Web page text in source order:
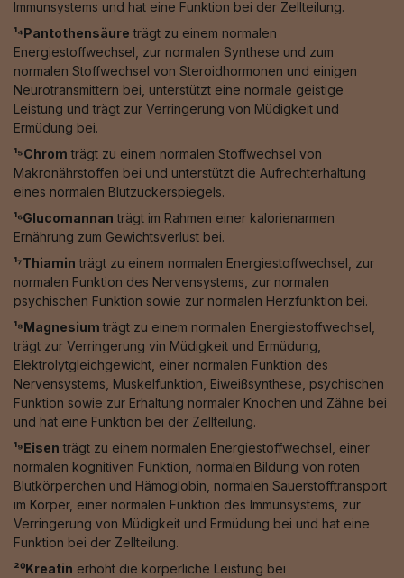
Immunsystems und hat eine Funktion bei der Zellteilung.
¹⁴Pantothensäure trägt zu einem normalen
Energiestoffwechsel, zur normalen Synthese und zum
normalen Stoffwechsel von Steroidhormonen und einigen
Neurotransmittern bei, unterstützt eine normale geistige
Leistung und trägt zur Verringerung von Müdigkeit und
Ermüdung bei.
¹⁵Chrom trägt zu einem normalen Stoffwechsel von
Makronährstoffen bei und unterstützt die Aufrechterhaltung
eines normalen Blutzuckerspiegels.
¹⁶Glucomannan trägt im Rahmen einer kalorienarmen
Ernährung zum Gewichtsverlust bei.
¹⁷Thiamin trägt zu einem normalen Energiestoffwechsel, zur
normalen Funktion des Nervensystems, zur normalen
psychischen Funktion sowie zur normalen Herzfunktion bei.
¹⁸Magnesiumträgt zu einem normalen Energiestoffwechsel,
trägt zur Verringerung vin Müdigkeit und Ermüdung,
Elektrolytgleichgewicht, einer normalen Funktion des
Nervensystems, Muskelfunktion, Eiweißsynthese, psychischen
Funktion sowie zur Erhaltung normaler Knochen und Zähne bei
und hat eine Funktion bei der Zellteilung.
¹⁹Eisen trägt zu einem normalen Energiestoffwechsel, einer
normalen kognitiven Funktion, normalen Bildung von roten
Blutkörperchen und Hämoglobin, normalen Sauerstofftransport
im Körper, einer normalen Funktion des Immunsystems, zur
Verringerung von Müdigkeit und Ermüdung bei und hat eine
Funktion bei der Zellteilung.
²⁰Kreatin erhöht die körperliche Leistung bei